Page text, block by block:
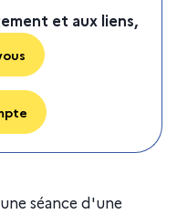
et aux liens,
séance d'une